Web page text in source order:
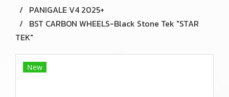
PANIGALE V4 2025+
BST CARBON WHEELS-Black Stone Tek "STAR
TEK"
New